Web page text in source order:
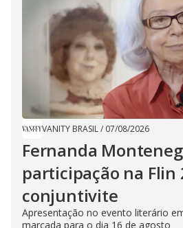
VANITY BRASIL/ 07/08/2026
Fernanda
participação na Flin
conjuntivite
Apresentação no evento literário
marcada para o dia 16 de agosto